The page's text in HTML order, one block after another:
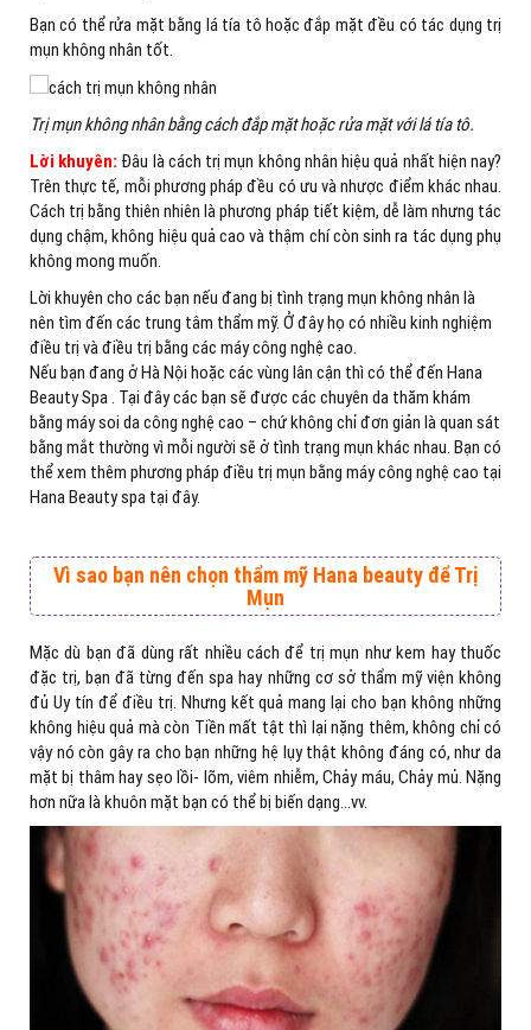
Bạn có thể rửa mặt bằng lá tía tô hoặc đắp mặt đều có tác dụng trị
mụn không nhân tốt.
Trị mụn không nhân bằng cách đắp mặt hoặc rửa mặt với lá tía tô.
Lời khuyên: Đâu là cách trị mụn không nhân hiệu quả nhất hiện nay?
Trên thực tế, mỗi phương pháp đều có ưu và nhược điểm khác nhau.
Cách trị bằng thiên nhiên là phương pháp tiết kiệm, dễ làm nhưng tác
dụng chậm, không hiệu quả cao và thậm chí còn sinh ra tác dụng phụ
không mong muốn.
Lời khuyên cho các bạn nếu đang bị tình trạng mụn không nhân là
nên tìm đến các trung tâm thẩm mỹ. Ở đây họ có nhiều kinh nghiệm
điều trị và điều trị bằng các máy công nghệ cao.
Nếu bạn đang ở Hà Nội hoặc các vùng lân cận thì có thể đến Hana
Beauty Spa . Tại đây các bạn sẽ được các chuyên da thăm khám
bằng máy soi da công nghệ cao – chứ không chỉ đơn giản là quan sát
bằng mắt thường vì mỗi người sẽ ở tình trạng mụn khác nhau. Bạn có
thể xem thêm phương pháp điều trị mụn bằng máy công nghệ cao tại
Hana Beauty spa tại đây.
Vì saobạn nên chọn thẩm mỹ Hana beauty để Trị
Mụn
Mặc dù bạn đã dùng rất nhiều cách để trị mụn như kem hay thuốc
đặc trị, bạn đã từng đến spa hay những cơ sở thẩm mỹ viện không
đủ Uy tín để điều trị. Nhưng kết quả mang lại cho bạn không những
không hiệu quả mà còn Tiền mất tật thì lại nặng thêm, không chỉ có
vậy nó còn gây ra cho bạn những hệ lụy thật không đáng có, như da
mặt bị thâm hay sẹo lồi- lõm, viêm nhiễm, Chảy máu, Chảy mủ. Nặng
hơn nữa là khuôn mặt bạn có thể bị biến dạng…vv.